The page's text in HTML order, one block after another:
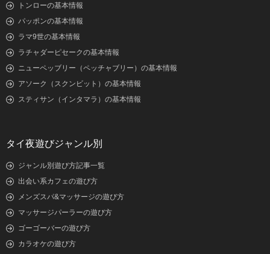
トンローの基本情報
パッポンの基本情報
ラマ9世の基本情報
ラチャダーピセークの基本情報
ニューペッブリー（ペッチャブリー）の基本情報
アソーク（スクンビット）の基本情報
スティサン（インタマラ）の基本情報
タイ夜遊びジャンル別
ジャンル別遊び方記事一覧
出会い系カフェの遊び方
メンズスパ&マッサージの遊び方
マッサージパーラーの遊び方
ゴーゴーバーの遊び方
カラオケの遊び方